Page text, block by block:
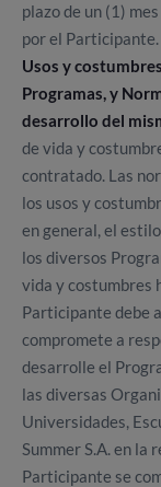
plazo de un (1)
por el Participante.
Usos y
Programas, y
desarrollo del
de vida y
contratado. Las
los usos y
en general, el
los diversos
vida y costumbres
Participante debe
compromete a
desarrolle el
las diversas
Universidades,
Summer S.A. en la
Participante se